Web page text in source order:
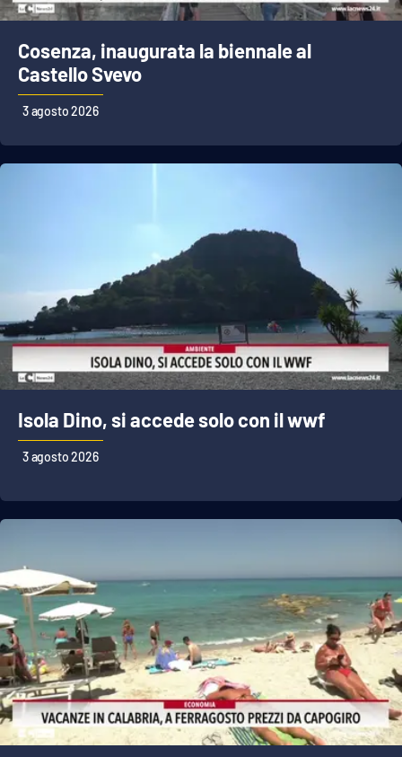
Cosenza, inaugurata la biennale al
Castello Svevo
3 agosto 2026
Isola Dino, si accede solo con il wwf
3 agosto 2026